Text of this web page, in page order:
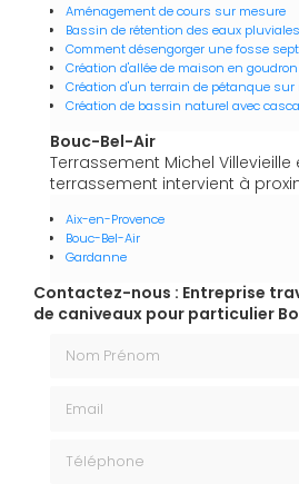
Aménagement de cours sur mesure
Bassin de rétention des eaux pluviales
Comment désengorger une fosse
Création d'allée de maison en goudron
Création d'un terrain de pétanque sur
Création de bassin naturel avec
Bouc-Bel-Air
Terrassement Michel
terrassement intervient à
Aix-en-Provence
Bouc-Bel-Air
Gardanne
Contactez-nous : Entreprise
de caniveaux pour particulier